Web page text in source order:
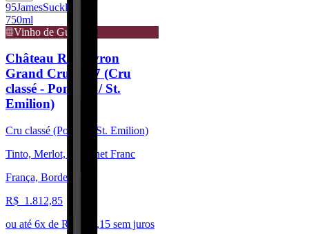
95JamesSuckling
750ml
Vinho de Guarda
Château Rocheyron
Grand Cru 2017 (Cru
classé - Pomerol / St.
Emilion)
Cru classé (Pomerol/St. Emilion)
Tinto, Merlot, Cabernet Franc
França, Bordeaux
R$ 1.812,85
ou até 6x de R$ 302,15 sem juros